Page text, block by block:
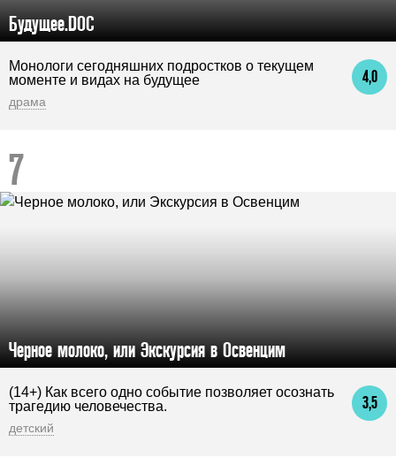
Будущее.DOC
4,0
Монологи сегодняшних подростков о текущем
моменте и видах на будущее
драма
Черное молоко, или Экскурсия в Освенцим
3,5
(14+) Как всего одно событие позволяет осознать
трагедию человечества.
детский